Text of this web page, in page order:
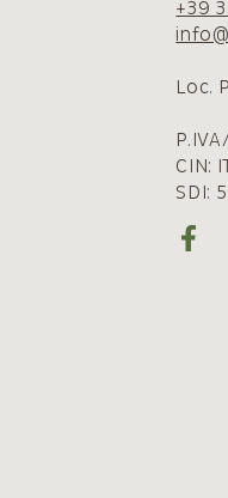
+39
Loc.
CIN:
SDI: